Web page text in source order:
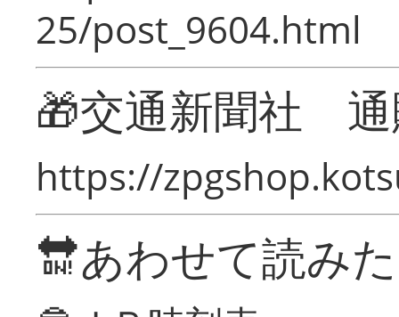
25/post_9604.html
🎁交通新聞社
https://
🔛あわせて読み